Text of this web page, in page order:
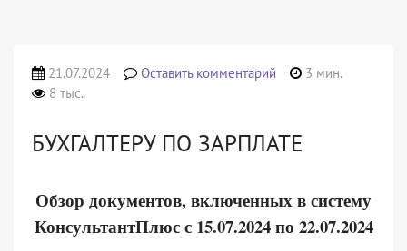
21.07.2024 Оставить комментарий
3 мин.
8 тыс.
БУХГАЛТЕРУ ПО ЗАРПЛАТЕ
Обзор документов, включенных в систему
КонсультантПлюс с 15.07.2024 по 22.07.2024